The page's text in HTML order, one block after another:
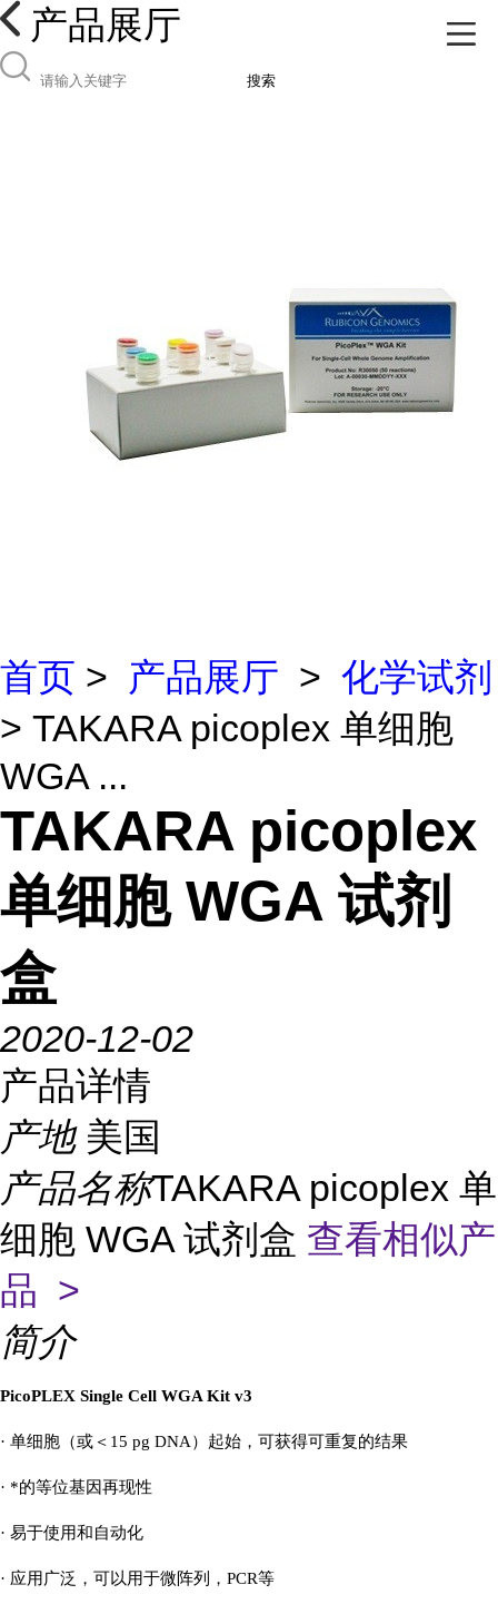
产品展厅
搜索
首页 > 产品展厅 > 化学试剂
> TAKARA picoplex 单细胞
WGA ...
TAKARA picoplex
单细胞 WGA 试剂
盒
2020-12-02
产品详情
产地 美国
产品名称TAKARA picoplex 单
细胞 WGA 试剂盒 查看相似产
品 >
简介
PicoPLEX Single Cell WGA Kit v3
· 单细胞（或＜15 pg DNA）起始，可获得可重复的结果
· *的等位基因再现性
· 易于使用和自动化
· 应用广泛，可以用于微阵列，PCR等